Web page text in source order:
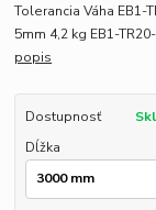
Tolerancia Váha EB1-
5mm 4,2 kg EB1-
popis
Dostupnosť
Dĺžka